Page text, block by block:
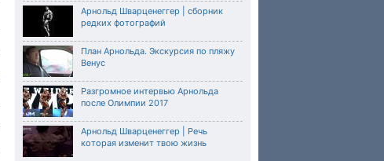
Арнольд Шварценеггер | сборник
редких фотографий
План Арнольда. Экскурсия по пляжу
Венус
Разгромное интервью Арнольда
после Олимпии 2017
Арнольд Шварценеггер | Речь
которая изменит твою жизнь